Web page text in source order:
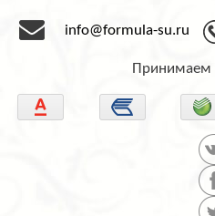
info@formula-su.ru
Принимаем